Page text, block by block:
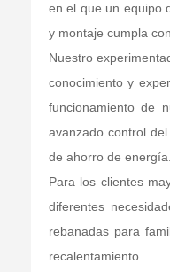
en el que un equipo
y montaje cumpla
Nuestro
conocimiento y
funcionamiento de
avanzado control
de ahorro de energía.
Para los clientes
diferentes
rebanadas para
recalentamiento.